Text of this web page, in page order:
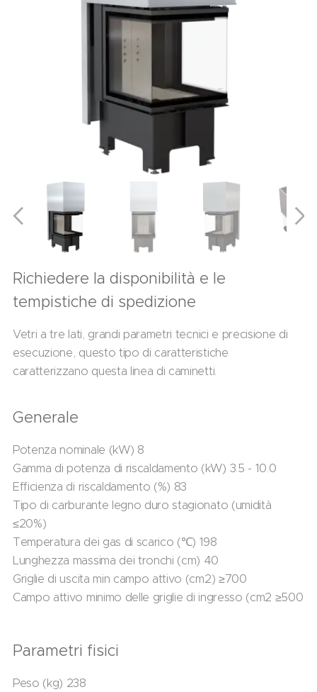
Richiedere la disponibilità e le
tempistiche di spedizione
Vetri a tre lati, grandi parametri tecnici e precisione di
esecuzione, questo tipo di caratteristiche
caratterizzano questa linea di caminetti.
Generale
Potenza nominale (kW) 8
Gamma di potenza di riscaldamento (kW) 3.5 - 10.0
Efficienza di riscaldamento (%) 83
Tipo di carburante legno duro stagionato (umidità
≤20%)
Temperatura dei gas di scarico (℃) 198
Lunghezza massima dei tronchi (cm) 40
Griglie di uscita min campo attivo (cm2) ≥700
Campo attivo minimo delle griglie di ingresso (cm2 ≥500
Parametri fisici
Peso (kg) 238